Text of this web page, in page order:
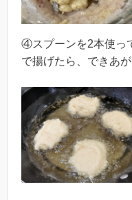
④スプーンを2本使っ
で揚げたら、できあ